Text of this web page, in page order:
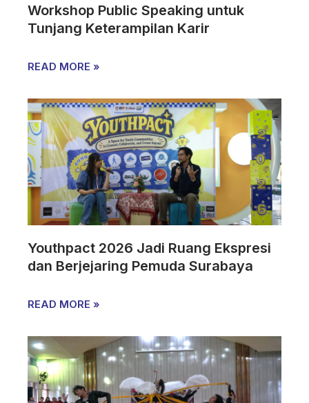
Workshop Public Speaking untuk
Tunjang Keterampilan Karir
READ MORE »
Youthpact 2026 Jadi Ruang Ekspresi
dan Berjejaring Pemuda Surabaya
READ MORE »